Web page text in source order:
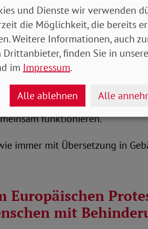
bedenken
zur Lage Geflüchteter aus der
an, sie zu bedenken, ihre
von Digitalisierung und
funktionieren.
immer mit Übersetzung in
Europäischen
mit
und Dienste wir verwenden
die Möglichkeit, die bereits
Weitere Informationen, auch
finden Sie in
im Impressum.
Alle ablehnen Alle